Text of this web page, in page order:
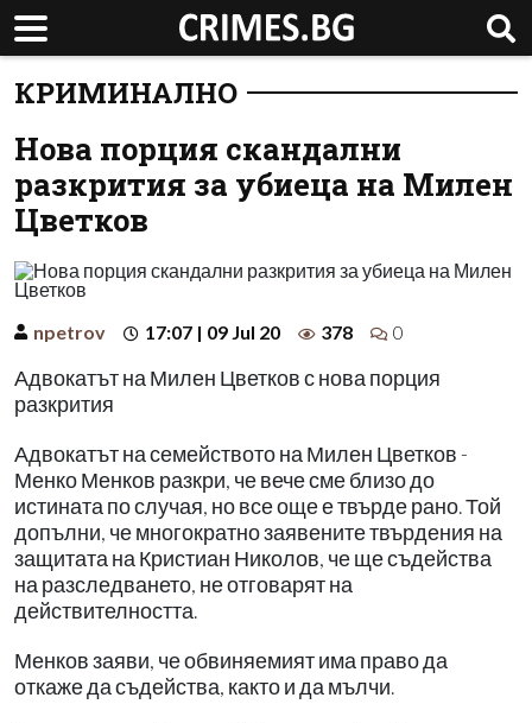
КРИМИНАЛНО
Нова порция скандални
разкрития за убиеца на Милен
Цветков
npetrov 17:07 | 09 Jul 20 378 0
Адвокатът на Милен Цветков с нова порция
разкрития
Адвокатът на семейството на Милен Цветков -
Менко Менков разкри, че вече сме близо до
истината по случая, но все още е твърде рано. Той
допълни, че многократно заявените твърдения на
защитата на Кристиан Николов, че ще съдейства
на разследването, не отговарят на
действителността.
Менков заяви, че обвиняемият има право да
откаже да съдейства, както и да мълчи.